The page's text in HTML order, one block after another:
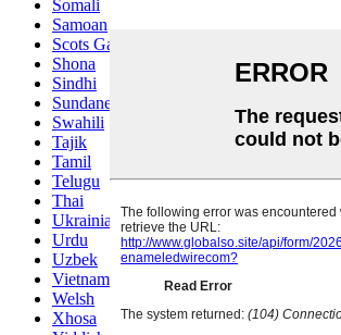
Somali
Samoan
Scots Gaelic
Shona
Sindhi
Sundanese
Swahili
Tajik
Tamil
Telugu
Thai
Ukrainian
Urdu
Uzbek
Vietnamese
Welsh
Xhosa